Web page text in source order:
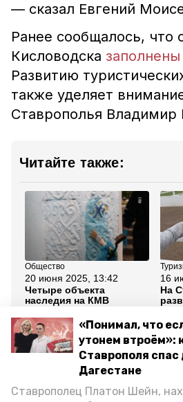
«Понимал, что
утонем
Ставрополя спас
Дагестане
Ставрополец Платон Шейн,
— сказал Евгений
Ранее сообщалось, что
Кисловодска заполнены
Развитию
также уделяет
Ставрополья Владимир
Читайте также:
Общество
20 июня 2025, 13:42
Четыре объекта
наследия на КМВ
реставрировать по
льготному кредиту
16
На
Все новости